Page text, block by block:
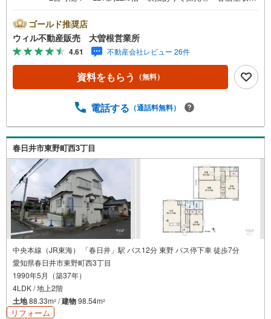
水回り設備も保守状況良好＼駅近好立地/・JR中央線「新守
山」駅徒歩11分・瀬古小学校徒歩9分・守山西中学校徒歩1
2分・バロー新守山店徒歩12分＼近隣エリアも取り扱いして
おります/ 中、東、西、中村、昭和、千種、北、熱田、瑞
穂、名東区など名古屋市内エリアを問わずご紹介可能！名
古屋市内に6店舗（久屋大通、覚王山、御器所、大曽根、新
ゴールド推奨店
ウィル不動産販売 大曽根営業所
4.61 不動産会社レビュー 26件
資料をもらう （無料）
電話する （通話料無料）
春日井市東野町西3丁目
中央本線（JR東海） 「春日井」駅 バス12分 東野 バス停下車 徒歩7分
愛知県春日井市東野町西3丁目
1990年5月（築37年）
4LDK / 地上2階
土地88.33m2 /建物98.54m2
リフォーム